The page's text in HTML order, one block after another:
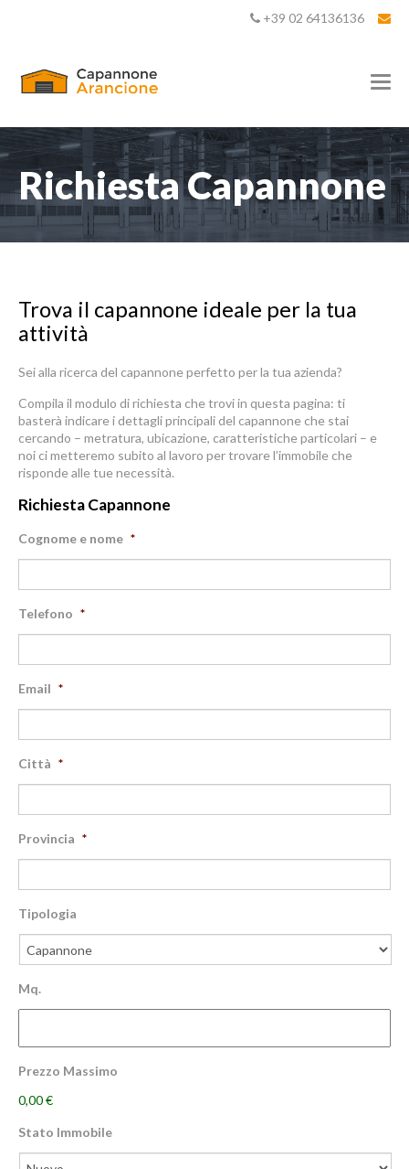
T
g
l
e
n
a
v
+39 02 64136136
Richiesta Capannone
Trova il capannone ideale per la tua
attività
Sei alla ricerca del capannone perfetto per la tua azienda?
Compila il modulo di richiesta che trovi in questa pagina: ti
basterà indicare i dettagli principali del capannone che stai
cercando – metratura, ubicazione, caratteristiche particolari – e
noi ci metteremo subito al lavoro per trovare l’immobile che
risponde alle tue necessità.
Richiesta Capannone
Cognome e nome *
Telefono *
Email *
Città *
Provincia *
Tipologia
Mq.
Prezzo Massimo
0,00 €
Stato Immobile